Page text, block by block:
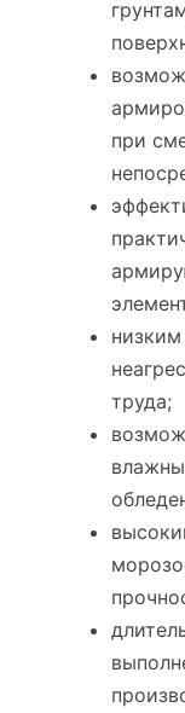
при
труда;